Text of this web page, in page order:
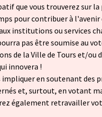
que vous trouverez sur la
pour contribuer à l'avenir
institutions ou services
pas être soumise au
de la Ville de Tours et/ou
innovera !
impliquer en soutenant des
et, surtout, en votant
également retravailler